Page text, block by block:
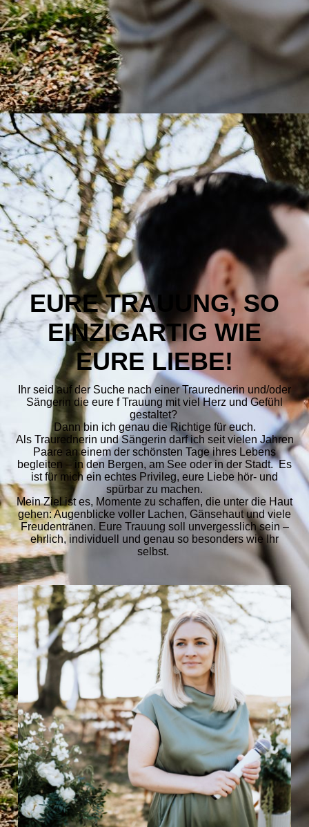
EURE TRAUUNG, SO
EINZIGARTIG WIE
EURE LIEBE!
Ihr seid auf der Suche nach einer Traurednerin und/oder
Sängerin die eure f Trauung mit viel Herz und Gefühl
gestaltet?
Dann bin ich genau die Richtige für euch.
Als Traurednerin und Sängerin darf ich seit vielen Jahren
Paare an einem der schönsten Tage ihres Lebens
begleiten – in den Bergen, am See oder in der Stadt.Es
ist für mich ein echtes Privileg, eure Liebe hör- und
spürbar zu machen.
Mein Ziel ist es, Momente zu schaffen, die unter die Haut
gehen: Augenblicke voller Lachen, Gänsehaut und viele
Freudentränen. Eure Trauung soll unvergesslich sein –
ehrlich, individuell und genau so besonders wie Ihr
selbst.